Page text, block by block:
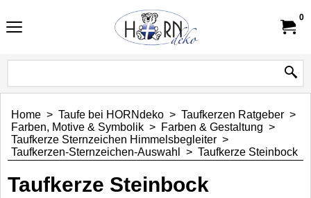
0
Home > Taufe bei HORNdeko > Taufkerzen Ratgeber >
Farben, Motive & Symbolik > Farben & Gestaltung >
Taufkerze Sternzeichen Himmelsbegleiter >
Taufkerzen-Sternzeichen-Auswahl
> Taufkerze Steinbock
Taufkerze Steinbock